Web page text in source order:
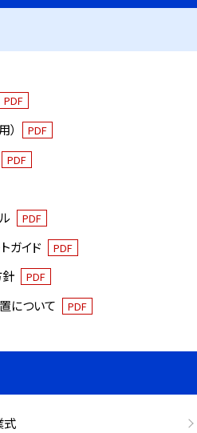
PDF
） PDF
PDF
PDF
ガイド PDF
PDF
について PDF
式